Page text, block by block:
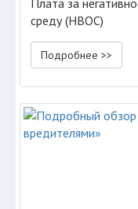
Плата за
среду (НВОС)
Подробнее >>